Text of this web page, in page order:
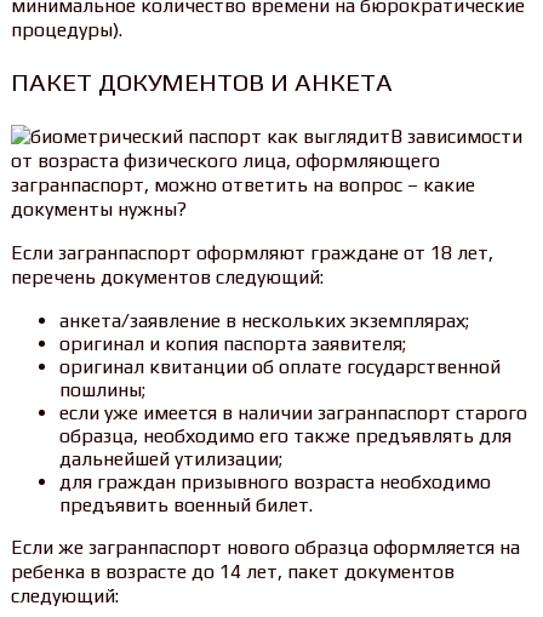
минимальное количество времени на бюрократические
процедуры).
ПАКЕТ ДОКУМЕНТОВ И АНКЕТА
В зависимости
от возраста физического лица, оформляющего
загранпаспорт, можно ответить на вопрос – какие
документы нужны?
Если загранпаспорт оформляют граждане от 18 лет,
перечень документов следующий:
анкета/заявление в нескольких экземплярах;
оригинал и копия паспорта заявителя;
оригинал квитанции об оплате государственной
пошлины;
если уже имеется в наличии загранпаспорт старого
образца, необходимо его также предъявлять для
дальнейшей утилизации;
для граждан призывного возраста необходимо
предъявить военный билет.
Если же загранпаспорт нового образца оформляется на
ребенка в возрасте до 14 лет, пакет документов
следующий: